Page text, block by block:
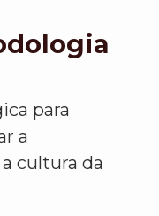
para
a
cultura da